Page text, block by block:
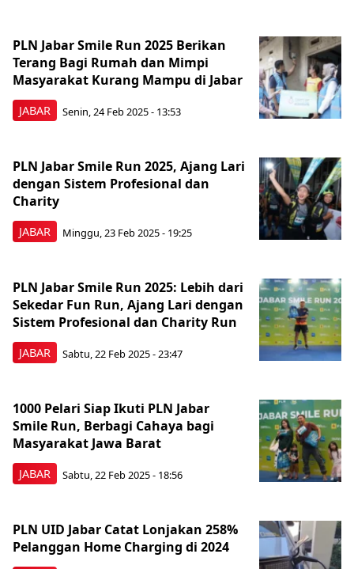
JABAR
PLN Jabar Smile Run 2025 Berikan
Terang Bagi Rumah dan Mimpi
Masyarakat Kurang Mampu di Jabar
Senin, 24 Feb 2025 - 13:53
JABAR
PLN Jabar Smile Run 2025, Ajang Lari
dengan Sistem Profesional dan
Charity
Minggu, 23 Feb 2025 - 19:25
JABAR
PLN Jabar Smile Run 2025: Lebih dari
Sekedar Fun Run, Ajang Lari dengan
Sistem Profesional dan Charity Run
Sabtu, 22 Feb 2025 - 23:47
JABAR
1000 Pelari Siap Ikuti PLN Jabar
Smile Run, Berbagi Cahaya bagi
Masyarakat Jawa Barat
Sabtu, 22 Feb 2025 - 18:56
PLN UID Jabar Catat Lonjakan 258%
Pelanggan Home Charging di 2024